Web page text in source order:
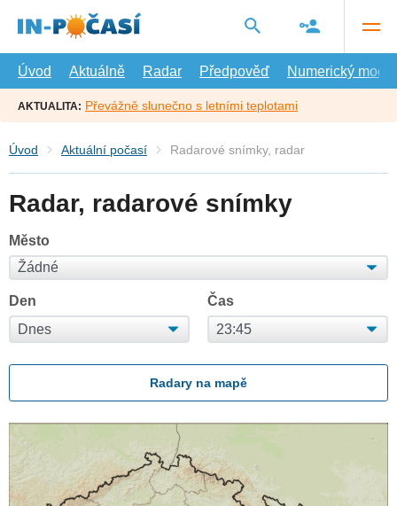
hlavní
Úvod
Aktuálně Radar Předpověď Numerický model
AKTUALITA: Převážně slunečno s letními teplotami
Úvod Aktuální počasí Radarové snímky, radar
Radar, radarové snímky
Město
Den Čas
Radary na mapě